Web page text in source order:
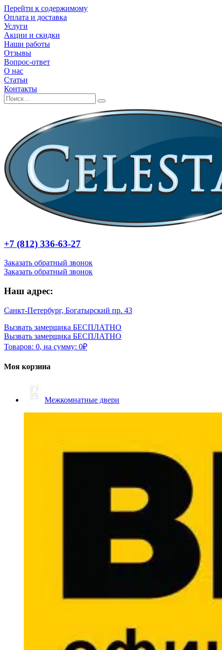
Перейти к содержимому
Оплата и доставка
Услуги
Акции и скидки
Наши работы
Отзывы
Вопрос-ответ
О нас
Статьи
Контакты
+7 (812) 336-63-27
Заказать обратный звонок
Заказать обратный звонок
Наш адрес:
Санкт-Петербург, Богатырский пр. 43
Вызвать замерщика БЕСПЛАТНО
Вызвать замерщика БЕСПЛАТНО
Товаров: 0, на сумму: 0₽
Моя корзина
Межкомнатные двери